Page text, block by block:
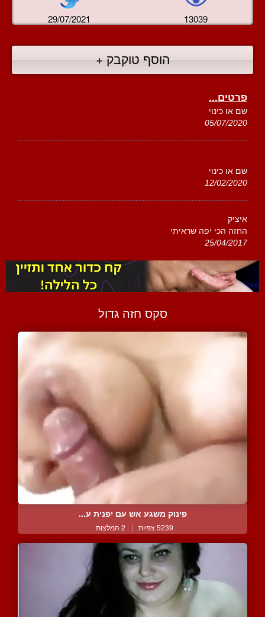
29/07/2021 13039
הוסף טוקבק +
פרטים...
שם או כינוי
05/07/2020
שם או כינוי
12/02/2020
איציק
החזה הכי יפה שראיתי
25/04/2017
סקס חזה גדול
פינוק משגע אש עם יפנית ע...
5239 צפיות | 2 המלצות